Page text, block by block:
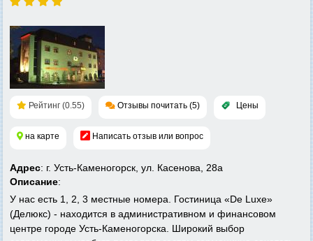
Рейтинг (0.55) Отзывы почитать (5) Цены
на карте Написать отзыв или вопрос
Адрес: г. Усть-Каменогорск, ул. Касенова, 28а
Описание:
У нас есть 1, 2, 3 местные номера. Гостиница «De Luxe»
(Делюкс) - находится в административном и финансовом
центре городе Усть-Каменогорска. Широкий выбор